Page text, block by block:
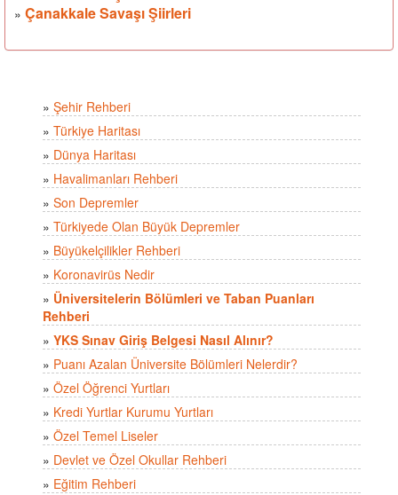
» Çanakkale Savaşı Şiirleri
» Şehir Rehberi
» Türkiye Haritası
» Dünya Haritası
» Havalimanları Rehberi
» Son Depremler
» Türkiyede Olan Büyük Depremler
» Büyükelçilikler Rehberi
» Koronavirüs Nedir
» Üniversitelerin Bölümleri ve Taban Puanları
Rehberi
» YKS Sınav Giriş Belgesi Nasıl Alınır?
» Puanı Azalan Üniversite Bölümleri Nelerdir?
» Özel Öğrenci Yurtları
» Kredi Yurtlar Kurumu Yurtları
» Özel Temel Liseler
» Devlet ve Özel Okullar Rehberi
» Eğitim Rehberi